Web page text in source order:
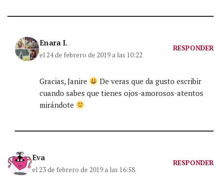
Enara I.
el 24 de febrero de 2019 a las 10:22
RESPONDER
Gracias, Janire
De veras que da gusto escribir
cuando sabes que tienes ojos-amorosos-atentos
mirándote
Eva
el 23 de febrero de 2019 a las 16:58
RESPONDER